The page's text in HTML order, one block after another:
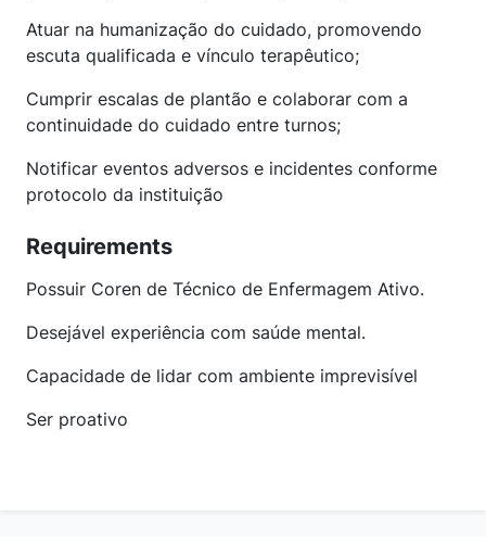
Atuar na humanização do cuidado, promovendo
escuta qualificada e vínculo terapêutico;
Cumprir escalas de plantão e colaborar com a
continuidade do cuidado entre turnos;
Notificar eventos adversos e incidentes conforme
protocolo da instituição
Requirements
Possuir Coren de Técnico de Enfermagem Ativo.
Desejável experiência com saúde mental.
Capacidade de lidar com ambiente imprevisível
Ser proativo